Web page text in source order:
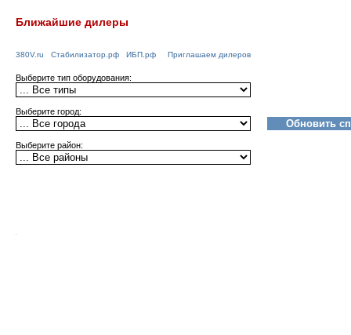
Ближайшие дилеры
380V.ru Стабилизатор.рф ИБП.рф Приглашаем дилеров
Выберите тип оборудования:
Выберите город:
Выберите район: